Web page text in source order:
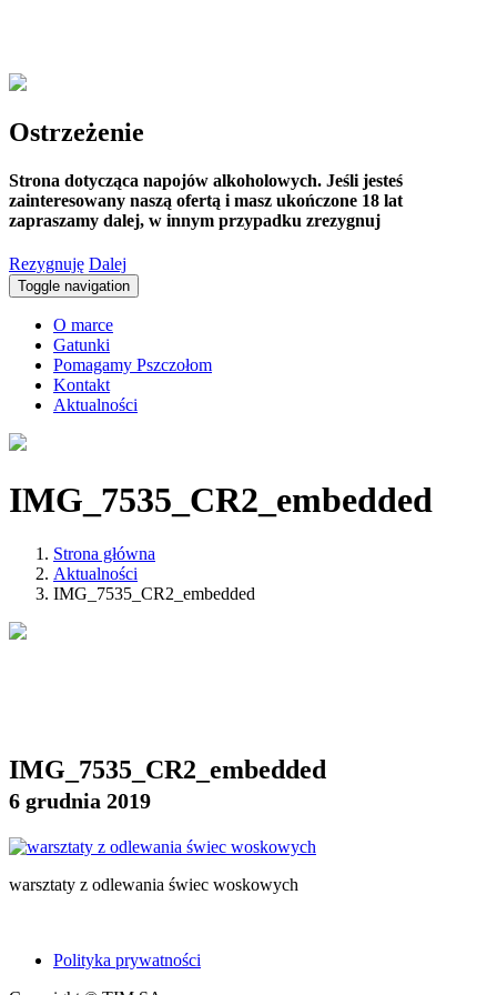
Ostrzeżenie
Strona dotycząca napojów alkoholowych. Jeśli jesteś
zainteresowany naszą ofertą i masz ukończone 18 lat
zapraszamy dalej, w innym przypadku zrezygnuj
Rezygnuję Dalej
Toggle navigation
O marce
Gatunki
Pomagamy Pszczołom
Kontakt
Aktualności
IMG_7535_CR2_embedded
Strona główna
Aktualności
IMG_7535_CR2_embedded
IMG_7535_CR2_embedded
6 grudnia 2019
warsztaty z odlewania świec woskowych
Polityka prywatności